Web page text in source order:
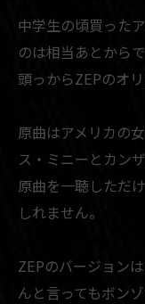
中学生の頃買った
のは相当あとから
頭っからZEPのオ
原曲はアメリカの
ス・ミニーとカン
原曲を一聴しただ
しれません。
ZEPのバージョン
んと言ってもボン